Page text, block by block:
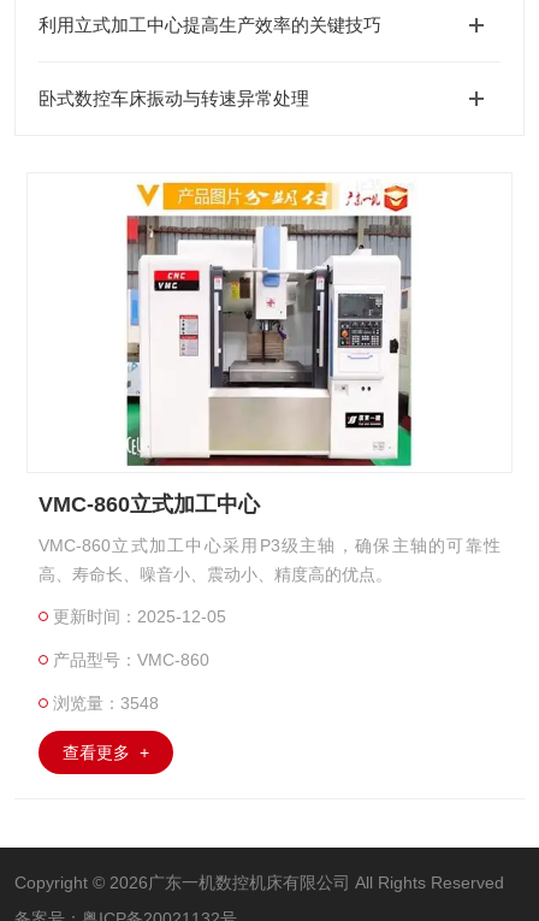
利用立式加工中心提高生产效率的关键技巧
卧式数控车床振动与转速异常处理
VMC-860立式加工中心
VMC-860立式加工中心采用P3级主轴，确保主轴的可靠性
高、寿命长、噪音小、震动小、精度高的优点。
更新时间：2025-12-05
产品型号：VMC-860
浏览量：3548
查看更多 +
Copyright © 2026广东一机数控机床有限公司 All Rights Reserved